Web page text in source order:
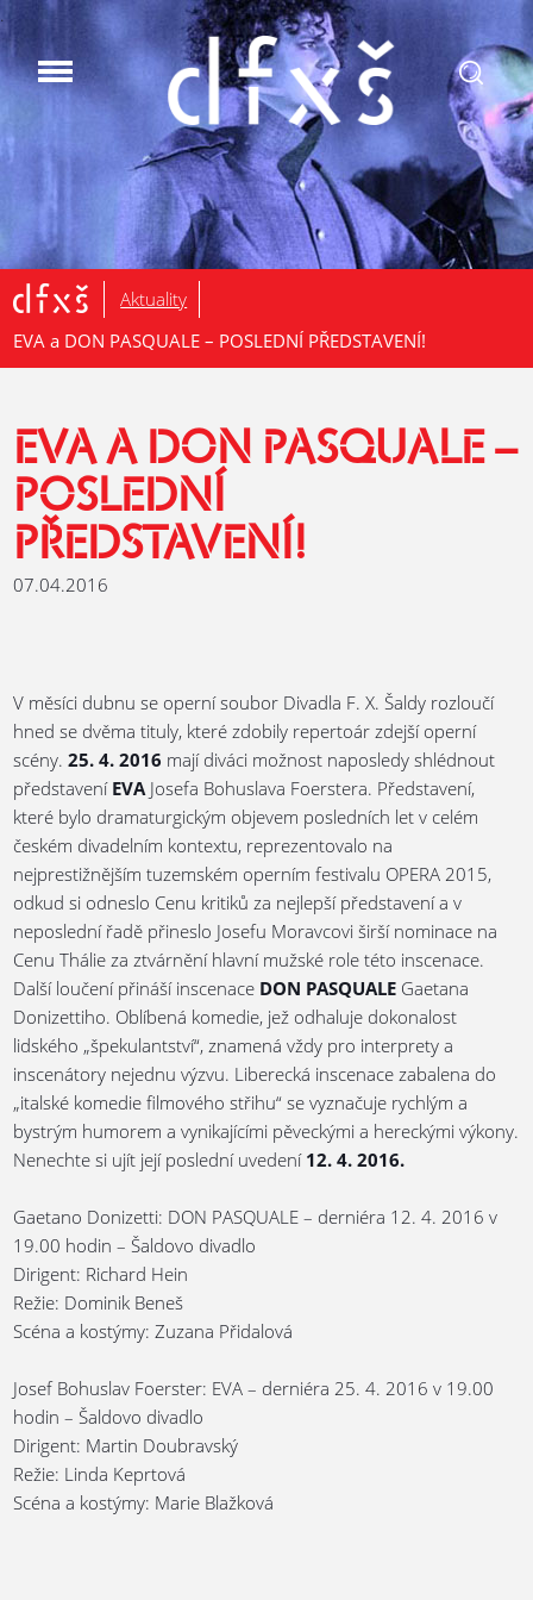
.
Aktuality
EVA a DON PASQUALE – POSLEDNÍ PŘEDSTAVENÍ!
EVA A DON PASQUALE –
POSLEDNÍ
PŘEDSTAVENÍ!
07.04.2016
V měsíci dubnu se operní soubor Divadla F. X. Šaldy rozloučí
hned se dvěma tituly, které zdobily repertoár zdejší operní
scény.25. 4. 2016 mají diváci možnost naposledy shlédnout
představení EVAJosefa Bohuslava Foerstera. Představení,
které bylo dramaturgickým objevem posledních let v celém
českém divadelním kontextu, reprezentovalo na
nejprestižnějším tuzemském operním festivalu OPERA 2015,
odkud si odneslo Cenu kritiků za nejlepší představení a v
neposlední řadě přineslo Josefu Moravcovi širší nominace na
Cenu Thálie za ztvárnění hlavní mužské role této inscenace.
Další loučení přináší inscenace DON PASQUALE Gaetana
Donizettiho. Oblíbená komedie, jež odhaluje dokonalost
lidského „špekulantství“, znamená vždy pro interprety a
inscenátory nejednu výzvu. Liberecká inscenace zabalena do
„italské komedie filmového střihu“ se vyznačuje rychlým a
bystrým humorem a vynikajícími pěveckými a hereckými výkony.
Nenechte si ujít její poslední uvedení 12. 4. 2016.
Gaetano Donizetti: DON PASQUALE – derniéra 12. 4. 2016 v
19.00 hodin – Šaldovo divadlo
Dirigent: Richard Hein
Režie: Dominik Beneš
Scéna a kostýmy: Zuzana Přidalová
Josef Bohuslav Foerster: EVA – derniéra 25. 4. 2016 v 19.00
hodin – Šaldovo divadlo
Dirigent: Martin Doubravský
Režie: Linda Keprtová
Scéna a kostýmy: Marie Blažková